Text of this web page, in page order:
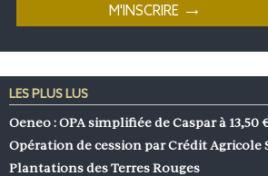
LES PLUS LUS
Oeneo : OPA simplifiée de Caspar à 13,50
Opération de cession par Crédit Agricole
Plantations des Terres Rouges